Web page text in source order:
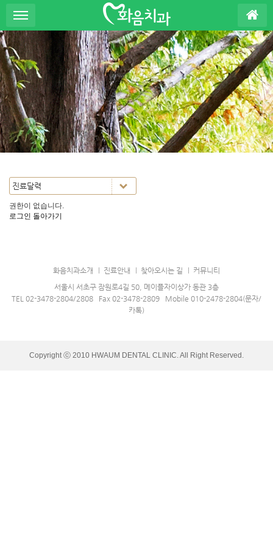
S
u
b
P
o
m
o
t
i
권한이 없습니다.
로그인 돌아가기
화음치과소개 진료안내 찾아오시는 길
커뮤니티
서울시 서초구 잠원로4길 50, 메이플자이상가 동관 3층
TEL 02-3478-2804/2808 Fax 02-3478-2809 Mobile 010-2478-2804(문자/
카톡)
Copyright ⓒ 2010 HWAUM DENTAL CLINIC. All Right Reserved.